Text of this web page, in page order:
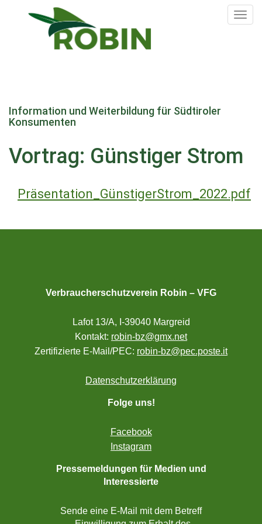
zum
Inhalt
Information und Weiterbildung für Südtiroler
Konsumenten
Vortrag: Günstiger Strom
Präsentation_GünstigerStrom_2022.pdf
Verbraucherschutzverein Robin – VFG
Lafot 13/A, I-39040 Margreid
Kontakt: robin-bz@gmx.net
Zertifizierte E-Mail/PEC: robin-bz@pec.poste.it
Datenschutzerklärung
Folge uns!
Facebook
Instagram
Pressemeldungen für Medien und
Interessierte
Sende eine E-Mail mit dem Betreff